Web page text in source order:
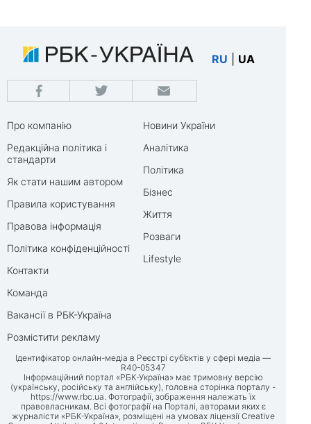
RU UA
Про компанію
Редакційна політика і
стандарти
Як стати нашим автором
Правила користування
Правова інформація
Політика конфіденційності
Контакти
Команда
Вакансії в РБК-Україна
Розмістити рекламу
Новини України
Аналітика
Політика
Бізнес
Життя
Розваги
Lifestyle
Ідентифікатор онлайн-медіа в Реєстрі суб’єктів у сфері медіа —
R40-05347
Інформаційний портал «РБК-Україна» має тримовну версію
(українську, російську та англійську), головна сторінка порталу -
https://www.rbc.ua. Фотографії, зображення належать їх
правовласникам. Всі фотографії на Порталі, авторами яких є
журналісти «РБК-Україна», розміщені на умовах ліцензії Creative